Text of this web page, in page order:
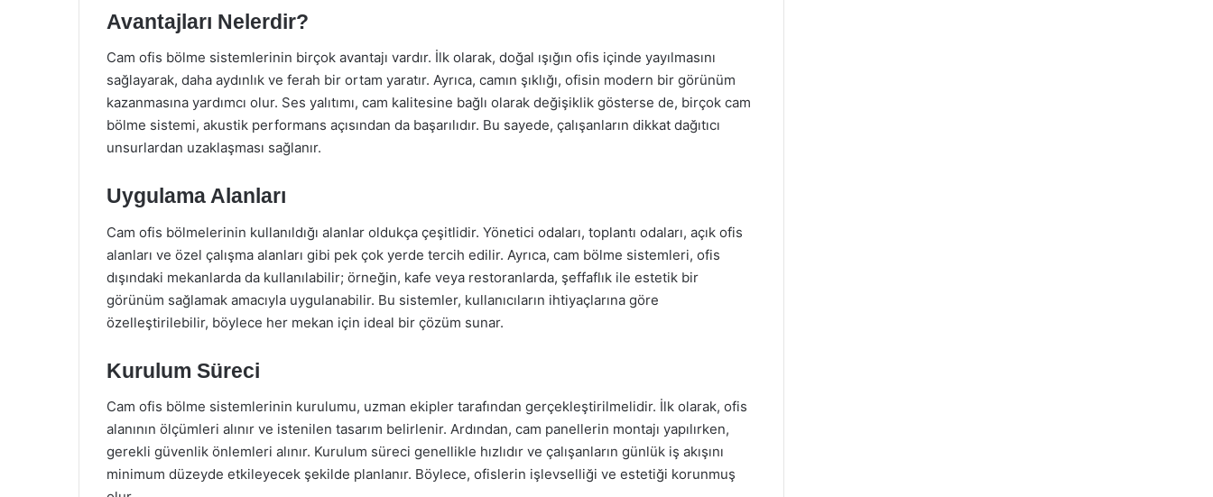
Avantajları Nelerdir?
Cam ofis bölme sistemlerinin birçok avantajı vardır. İlk olarak, doğal ışığın ofis içinde yayılmasını
sağlayarak, daha aydınlık ve ferah bir ortam yaratır. Ayrıca, camın şıklığı, ofisin modern bir görünüm
kazanmasına yardımcı olur. Ses yalıtımı, cam kalitesine bağlı olarak değişiklik gösterse de, birçok cam
bölme sistemi, akustik performans açısından da başarılıdır. Bu sayede, çalışanların dikkat dağıtıcı
unsurlardan uzaklaşması sağlanır.
Uygulama Alanları
Cam ofis bölmelerinin kullanıldığı alanlar oldukça çeşitlidir. Yönetici odaları, toplantı odaları, açık ofis
alanları ve özel çalışma alanları gibi pek çok yerde tercih edilir. Ayrıca, cam bölme sistemleri, ofis
dışındaki mekanlarda da kullanılabilir; örneğin, kafe veya restoranlarda, şeffaflık ile estetik bir
görünüm sağlamak amacıyla uygulanabilir. Bu sistemler, kullanıcıların ihtiyaçlarına göre
özelleştirilebilir, böylece her mekan için ideal bir çözüm sunar.
Kurulum Süreci
Cam ofis bölme sistemlerinin kurulumu, uzman ekipler tarafından gerçekleştirilmelidir. İlk olarak, ofis
alanının ölçümleri alınır ve istenilen tasarım belirlenir. Ardından, cam panellerin montajı yapılırken,
gerekli güvenlik önlemleri alınır. Kurulum süreci genellikle hızlıdır ve çalışanların günlük iş akışını
minimum düzeyde etkileyecek şekilde planlanır. Böylece, ofislerin işlevselliği ve estetiği korunmuş